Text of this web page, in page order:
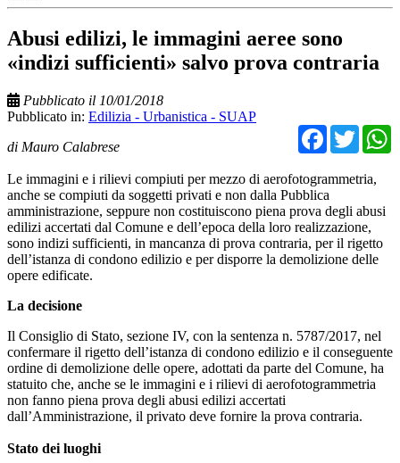
Abusi edilizi, le immagini aeree sono
«indizi sufficienti» salvo prova contraria
Pubblicato il 10/01/2018
Pubblicato in: Edilizia - Urbanistica - SUAP
di Mauro Calabrese
Le immagini e i rilievi compiuti per mezzo di aerofotogrammetria,
anche se compiuti da soggetti privati e non dalla Pubblica
amministrazione, seppure non costituiscono piena prova degli abusi
edilizi accertati dal Comune e dell’epoca della loro realizzazione,
sono indizi sufficienti, in mancanza di prova contraria, per il rigetto
dell’istanza di condono edilizio e per disporre la demolizione delle
opere edificate.
La decisione
Il Consiglio di Stato, sezione IV, con la sentenza n. 5787/2017, nel
confermare il rigetto dell’istanza di condono edilizio e il conseguente
ordine di demolizione delle opere, adottati da parte del Comune, ha
statuito che, anche se le immagini e i rilievi di aerofotogrammetria
non fanno piena prova degli abusi edilizi accertati
dall’Amministrazione, il privato deve fornire la prova contraria.
Stato dei luoghi